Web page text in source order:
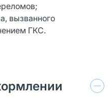
вызванного
ГКС.